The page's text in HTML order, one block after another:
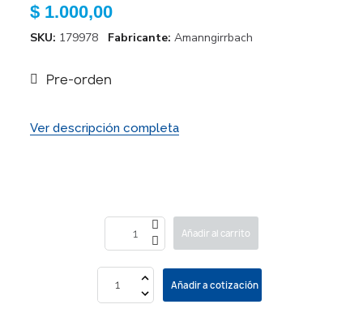
SKU 179978 Fabricante Amanngirrbach
$ 1.000,00
Pre-orden
Ver descripción completa
Añadir al carrito
Añadir a cotización